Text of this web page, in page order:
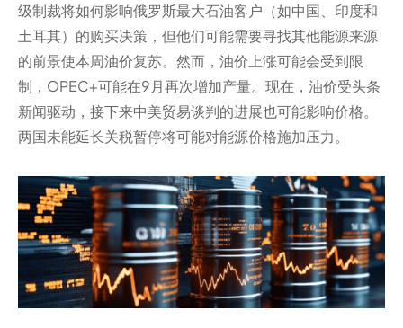
级制裁将如何影响俄罗斯最大石油客户（如中国、印度和
土耳其）的购买决策，但他们可能需要寻找其他能源来源
的前景使本周油价复苏。然而，油价上涨可能会受到限
制，OPEC+可能在9月再次增加产量。现在，油价受头条
新闻驱动，接下来中美贸易谈判的进展也可能影响价格。
两国未能延长关税暂停将可能对能源价格施加压力。